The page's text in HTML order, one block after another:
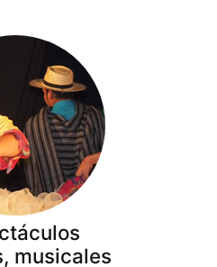
musicales